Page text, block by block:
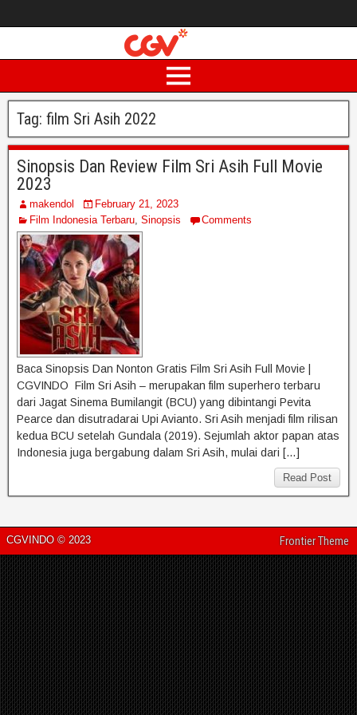
Tag: film Sri Asih 2022
Sinopsis Dan Review Film Sri Asih Full Movie
2023
makendol
February 21, 2023
Film Indonesia Terbaru, Sinopsis Comments
Baca Sinopsis Dan Nonton Gratis Film Sri Asih Full Movie |
CGVINDO Film Sri Asih – merupakan film superhero terbaru
dari Jagat Sinema Bumilangit (BCU) yang dibintangi Pevita
Pearce dan disutradarai Upi Avianto. Sri Asih menjadi film rilisan
kedua BCU setelah Gundala (2019). Sejumlah aktor papan atas
Indonesia juga bergabung dalam Sri Asih, mulai dari […]
Read Post
CGVINDO © 2023 Frontier Theme